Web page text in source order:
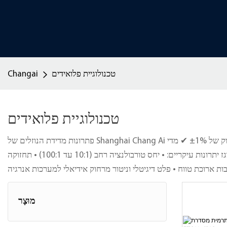
Changai טכנולוגיית פלואידים
טכנולוגיית פלואידים
פתרונות מדידת הנוזלים של Shanghai Chang Ai מספקים נתוני זרימה מדויקים ואמינים עבור תהליכים תעשייתיים קריטיים: ✔ מדי זרימה תרמיים - מדידת זרימת מסה ישירה עבור גזים בדיוק של ±1% ✔ מדי
זרימה בצינור פיטו - מדידת לחץ דיפרנציאלי חסכונית עבור נוזלים ✔ מדי זרימה וורטקס - מדידה מבוססת טורבולנציה עבור יישומי קיטור וגז יתרונות עיקריים: • יחס טורבולנציה רחב (10:1 עד 100:1) • תחזוקה
מוּצָר
מנתח חמצן